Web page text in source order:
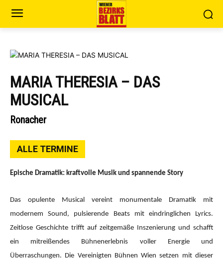
MARIA THERESIA – DAS
MUSICAL
Ronacher
ALLE TERMINE
Epische Dramatik: kraftvolle Musik und spannende Story
Das opulente Musical vereint monumentale Dramatik mit
modernem Sound, pulsierende Beats mit eindringlichen Lyrics.
Zeitlose Geschichte trifft auf zeitgemäße Inszenierung und schafft
ein mitreißendes Bühnenerlebnis voller Energie und
Überraschungen. Die Vereinigten Bühnen Wien setzen mit dieser